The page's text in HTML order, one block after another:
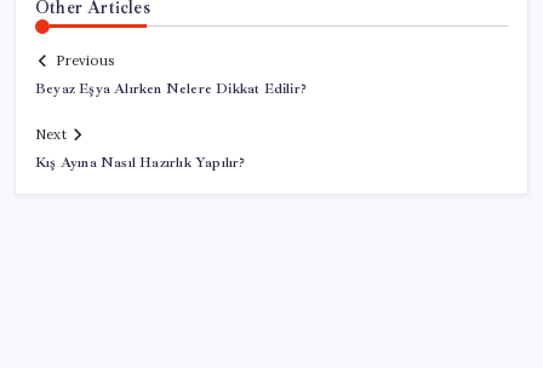
Other Articles
Previous
Beyaz Eşya Alırken Nelere Dikkat Edilir?
Next
Kış Ayına Nasıl Hazırlık Yapılır?